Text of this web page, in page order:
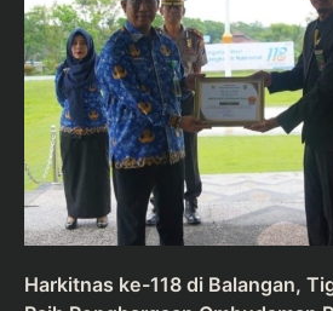
Harkitnas ke-118 di Balangan,